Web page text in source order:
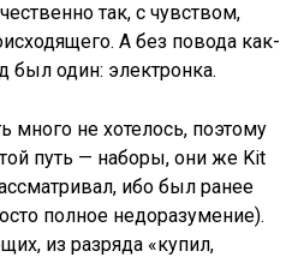
так, с чувством,
А без повода как-
был один: электронка.
много не хотелось, поэтому
путь — наборы, они же Kit
ибо был ранее
полное недоразумение).
из разряда «купил,